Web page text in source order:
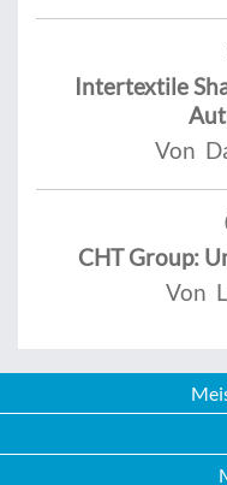
Intertextile
Von
CHT Group:
Von